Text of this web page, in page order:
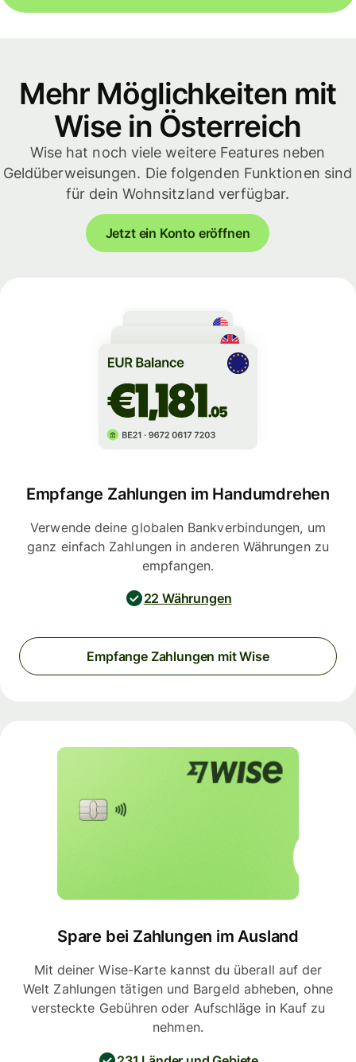
Mehr Möglichkeiten mit
Wise in Österreich
Wise hat noch viele weitere Features neben
Geldüberweisungen. Die folgenden Funktionen sind
für dein Wohnsitzland verfügbar.
Jetzt ein Konto eröffnen
Empfange Zahlungen im Handumdrehen
Verwende deine globalen Bankverbindungen, um
ganz einfach Zahlungen in anderen Währungen zu
empfangen.
22 Währungen
Empfange Zahlungen mit Wise
Spare bei Zahlungen im Ausland
Mit deiner Wise-Karte kannst du überall auf der
Welt Zahlungen tätigen und Bargeld abheben, ohne
versteckte Gebühren oder Aufschläge in Kauf zu
nehmen.